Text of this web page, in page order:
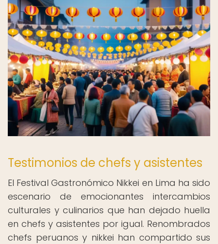
Testimonios de chefs y asistentes
El Festival Gastronómico Nikkei en Lima ha sido
escenario de emocionantes intercambios
culturales y culinarios que han dejado huella
en chefs y asistentes por igual. Renombrados
chefs peruanos y nikkei han compartido sus